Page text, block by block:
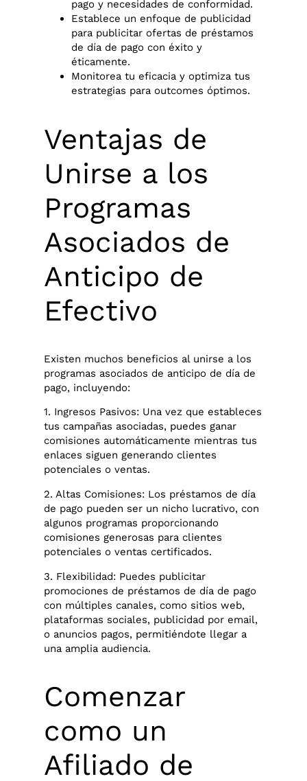
pago y necesidades de conformidad.
Establece un enfoque de publicidad
para publicitar ofertas de préstamos
de día de pago con éxito y
éticamente.
Monitorea tu eficacia y optimiza tus
estrategias para outcomes óptimos.
Ventajas de
Unirse a los
Programas
Asociados de
Anticipo de
Efectivo
Existen muchos beneficios al unirse a los
programas asociados de anticipo de día de
pago, incluyendo:
1. Ingresos Pasivos: Una vez que estableces
tus campañas asociadas, puedes ganar
comisiones automáticamente mientras tus
enlaces siguen generando clientes
potenciales o ventas.
2. Altas Comisiones: Los préstamos de día
de pago pueden ser un nicho lucrativo, con
algunos programas proporcionando
comisiones generosas para clientes
potenciales o ventas certificados.
3. Flexibilidad: Puedes publicitar
promociones de préstamos de día de pago
con múltiples canales, como sitios web,
plataformas sociales, publicidad por email,
o anuncios pagos, permitiéndote llegar a
una amplia audiencia.
Comenzar
como un
Afiliado de